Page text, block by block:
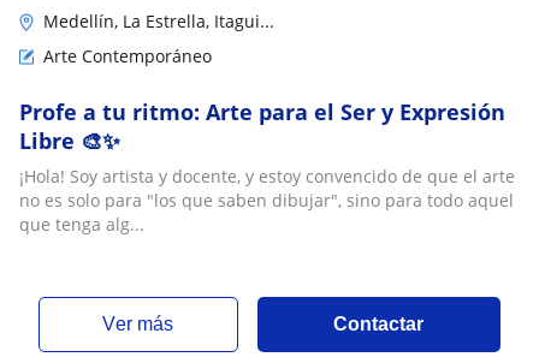
Medellín, La Estrella, Itagui...
Arte Contemporáneo
Profe a tu ritmo: Arte para el Ser y Expresión
Libre 🎨✨
¡Hola! Soy artista y docente, y estoy convencido de que el arte
no es solo para "los que saben dibujar", sino para todo aquel
que tenga alg...
ver más Contactar